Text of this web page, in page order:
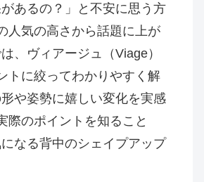
あるの？」と不安に思う方
人気の高さから話題に上が
、ヴィアージュ（Viage）
トに絞ってわかりやすく解
や姿勢に嬉しい変化を実感
際のポイントを知ること
なる背中のシェイプアップ